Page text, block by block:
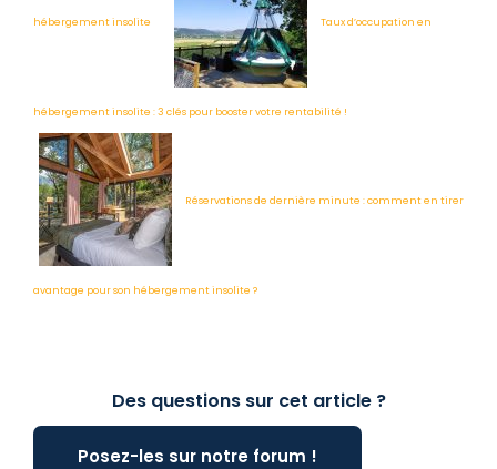
hébergement insolite Taux d’occupation en
hébergement insolite : 3 clés pour booster votre rentabilité !
Réservations de dernière minute : comment en tirer
avantage pour son hébergement insolite ?
Des questions sur cet article ?
Posez-les sur notre forum !